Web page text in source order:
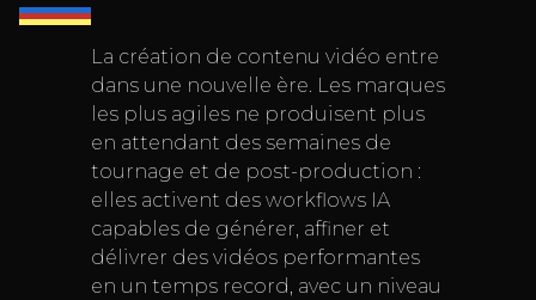
La création de contenu vidéo entre
dans une nouvelle ère. Les marques
les plus agiles ne produisent plus
en attendant des semaines de
tournage et de post-production :
elles activent des workflows IA
capables de générer, affiner et
délivrer des vidéos performantes
en un temps record, avec un niveau